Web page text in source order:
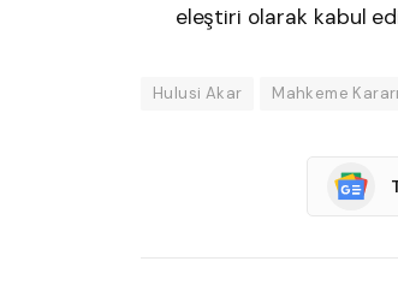
eleştiri olarak kabul
Hulusi Akar Mahkeme Kararı